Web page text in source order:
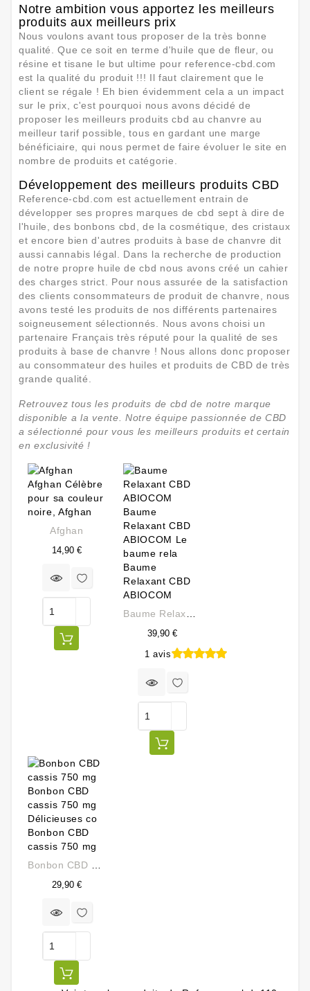
Notre ambition vous apportez les meilleurs
produits aux meilleurs prix
Nous voulons avant tous proposer de la très bonne
qualité. Que ce soit en terme d'huile que de fleur, ou
résine et tisane le but ultime pour reference-cbd.com
est la qualité du produit !!! Il faut clairement que le
client se régale ! Eh bien évidemment cela a un impact
sur le prix, c'est pourquoi nous avons décidé de
proposer les meilleurs produits cbd au chanvre au
meilleur tarif possible, tous en gardant une marge
bénéficiaire, qui nous permet de faire évoluer le site en
nombre de produits et catégorie.
Développement des meilleurs produits CBD
Reference-cbd.com est actuellement entrain de
développer ses propres marques de cbd sept à dire de
l'huile, des bonbons cbd, de la cosmétique, des cristaux
et encore bien d'autres produits à base de chanvre dit
aussi cannabis légal. Dans la recherche de production
de notre propre huile de cbd nous avons créé un cahier
des charges strict. Pour nous assurée de la satisfaction
des clients consommateurs de produit de chanvre, nous
avons testé les produits de nos différents partenaires
soigneusement sélectionnés. Nous avons choisi un
partenaire Français très réputé pour la qualité de ses
produits à base de chanvre ! Nous allons donc proposer
au consommateur des huiles et produits de CBD de très
grande qualité.
Retrouvez tous les produits de cbd de notre marque
disponible a la vente. Notre équipe passionnée de CBD
a sélectionné pour vous les meilleurs produits et certain
en exclusivité !
Afghan
14,90 €Prix
39,90 €
1 avis
29,90 €Prix